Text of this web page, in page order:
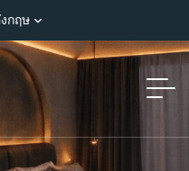
กฤษ